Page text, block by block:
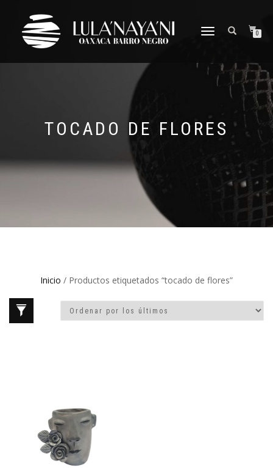
CAMBIAR
0
TOCADO DE FLORES
Inicio / Productos etiquetados “tocado de flores”